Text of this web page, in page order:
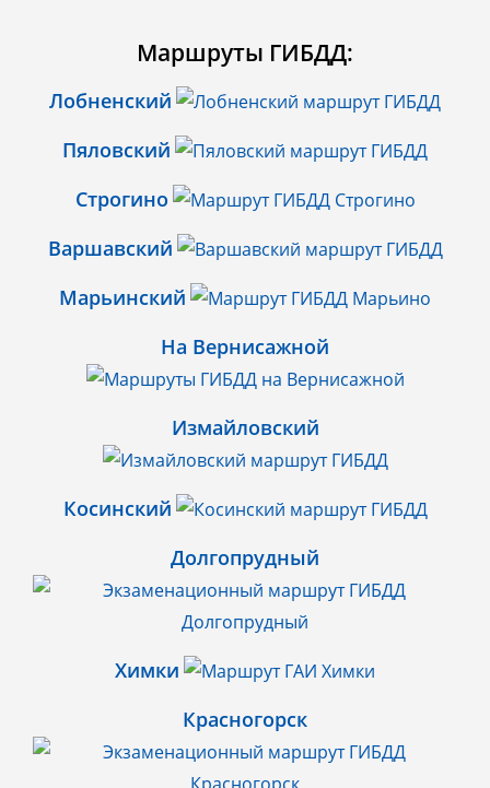
Маршруты ГИБДД:
Лобненский
Пяловский
Строгино
Варшавский
Марьинский
На Вернисажной
Измайловский
Косинский
Долгопрудный
Химки
Красногорск